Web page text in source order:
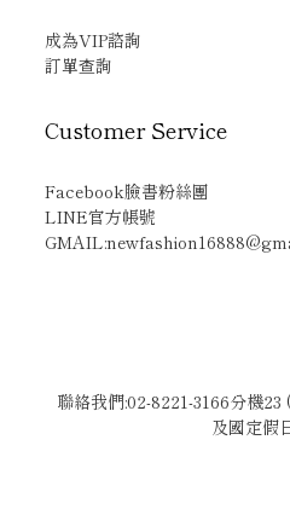
成為VIP諮詢
訂單查詢
Customer Service
Facebook臉書粉絲團
LINE官方帳號
聯絡我們:02-8221-3166分機
及國定假